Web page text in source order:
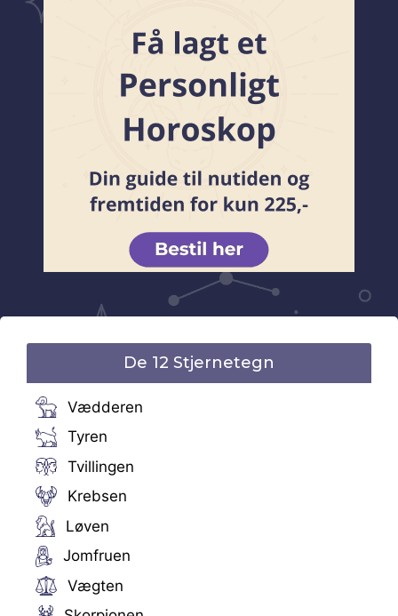
De 12 Stjernetegn
Vædderen
Tyren
Tvillingen
Krebsen
Løven
Jomfruen
Vægten